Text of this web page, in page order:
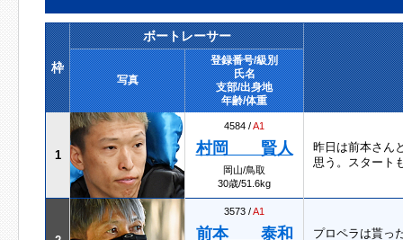
枠
ボートレーサー
写真
登録番号/級別
氏名
支部/出身地
年齢/体重
1
4584 /A1
村岡 賢人
岡山/鳥取
30歳/51.6kg
昨日は前本さん
思う。スタート
3573 /A1
前本 泰和
プロペラは貰っ